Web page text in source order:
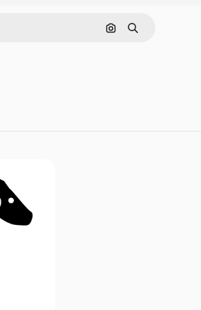
Nach Bild suchen
Suchen